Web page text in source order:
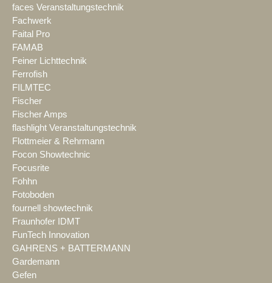
faces Veranstaltungstechnik
Fachwerk
Faital Pro
FAMAB
Feiner Lichttechnik
Ferrofish
FILMTEC
Fischer
Fischer Amps
flashlight Veranstaltungstechnik
Flottmeier & Rehrmann
Focon Showtechnic
Focusrite
Fohhn
Fotoboden
fournell showtechnik
Fraunhofer IDMT
FunTech Innovation
GAHRENS + BATTERMANN
Gardemann
Gefen